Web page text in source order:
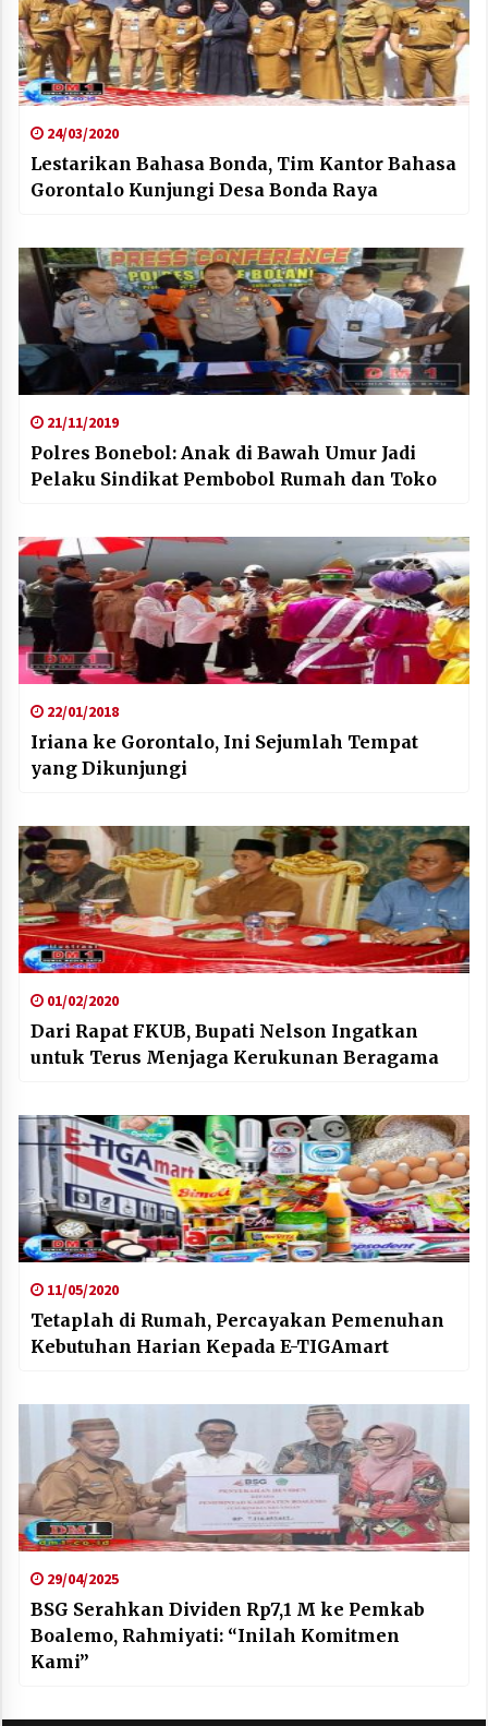
24/03/2020
Lestarikan Bahasa Bonda, Tim Kantor Bahasa
Gorontalo Kunjungi Desa Bonda Raya
21/11/2019
Polres Bonebol: Anak di Bawah Umur Jadi
Pelaku Sindikat Pembobol Rumah dan Toko
22/01/2018
Iriana ke Gorontalo, Ini Sejumlah Tempat
yang Dikunjungi
01/02/2020
Dari Rapat FKUB, Bupati Nelson Ingatkan
untuk Terus Menjaga Kerukunan Beragama
11/05/2020
Tetaplah di Rumah, Percayakan Pemenuhan
Kebutuhan Harian Kepada E-TIGAmart
29/04/2025
BSG Serahkan Dividen Rp7,1 M ke Pemkab
Boalemo, Rahmiyati: “Inilah Komitmen
Kami”